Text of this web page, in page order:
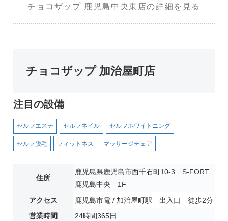
チョコザップ 鹿児島中央東店の詳細を見る
チョコザップ 加治屋町店
注目の設備
セルフエステ セルフネイル セルフホワイトニング
セルフ脱毛 フィットネス マッサージチェア
住所
鹿児島県鹿児島市西千石町10-3 S-FORT
鹿児島中央 1F
アクセス
鹿児島市電 / 加治屋町駅 出入口 徒歩2分
営業時間
24時間365日